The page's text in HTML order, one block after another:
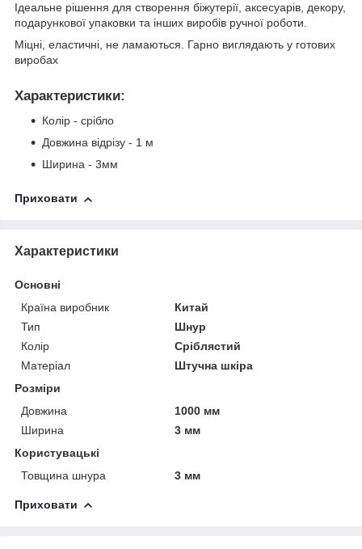
Ідеальне рішення для створення біжутерії, аксесуарів, декору,
подарункової упаковки та інших виробів ручної роботи.
Міцні, еластичні, не ламаються. Гарно виглядають у готових
виробах
Характеристики:
Колір - срібло
Довжина відрізу - 1 м
Ширина - 3мм
Приховати
Характеристики
Основні
Країна виробник
Китай
Тип
Шнур
Колір
Сріблястий
Матеріал
Штучна шкіра
Розміри
Довжина
1000 мм
Ширина
3 мм
Користувацькі
Товщина шнура
3 мм
Приховати